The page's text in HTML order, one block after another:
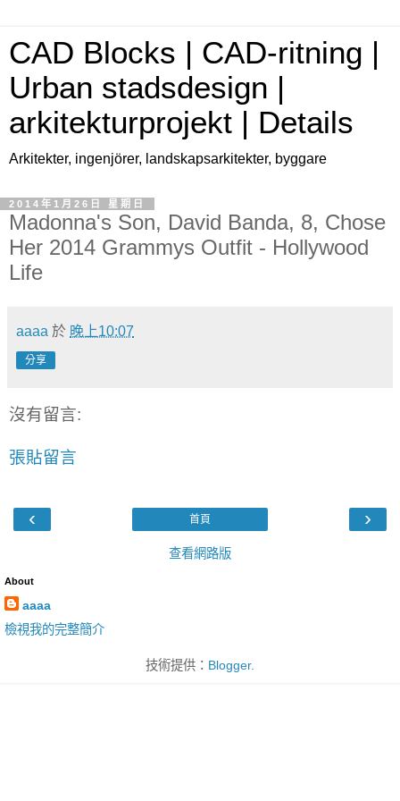
CAD Blocks | CAD-ritning |
Urban stadsdesign |
arkitekturprojekt | Details
Arkitekter, ingenjörer, landskapsarkitekter, byggare
2014年1月26日 星期日
Madonna's Son, David Banda, 8, Chose
Her 2014 Grammys Outfit - Hollywood
Life
aaaa 於 晚上10:07
分享
沒有留言:
張貼留言
‹ ›
首頁
查看網路版
About
aaaa
檢視我的完整簡介
技術提供： Blogger.